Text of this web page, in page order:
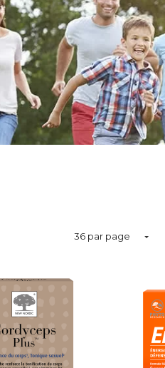
36 par page